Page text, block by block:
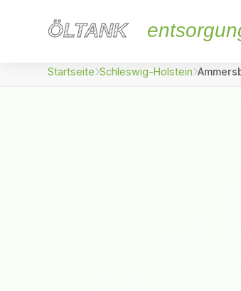
ÖLTANK
ÖLTANK
Startseite Schleswig-Holstein